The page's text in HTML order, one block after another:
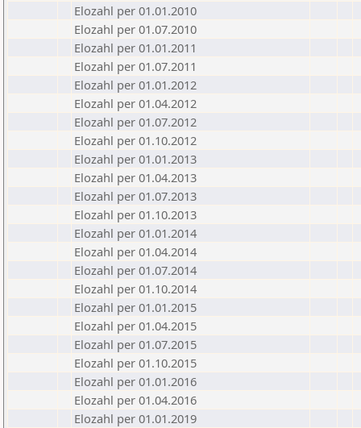
Elozahl per 01.01.2010
Elozahl per 01.07.2010
Elozahl per 01.01.2011
Elozahl per 01.07.2011
Elozahl per 01.01.2012
Elozahl per 01.04.2012
Elozahl per 01.07.2012
Elozahl per 01.10.2012
Elozahl per 01.01.2013
Elozahl per 01.04.2013
Elozahl per 01.07.2013
Elozahl per 01.10.2013
Elozahl per 01.01.2014
Elozahl per 01.04.2014
Elozahl per 01.07.2014
Elozahl per 01.10.2014
Elozahl per 01.01.2015
Elozahl per 01.04.2015
Elozahl per 01.07.2015
Elozahl per 01.10.2015
Elozahl per 01.01.2016
Elozahl per 01.04.2016
Elozahl per 01.01.2019